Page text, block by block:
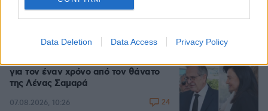
Data Deletion Data Access Privacy Policy
Πόσο κοστίζει μία εβδομάδα σε βίλες -
Στο Α΄ Νεκροταφείο το μνημόσυνο
για τον έναν χρόνο από τον θάνατο
της Λένας Σαμαρά
07.08.2026, 10:26 24